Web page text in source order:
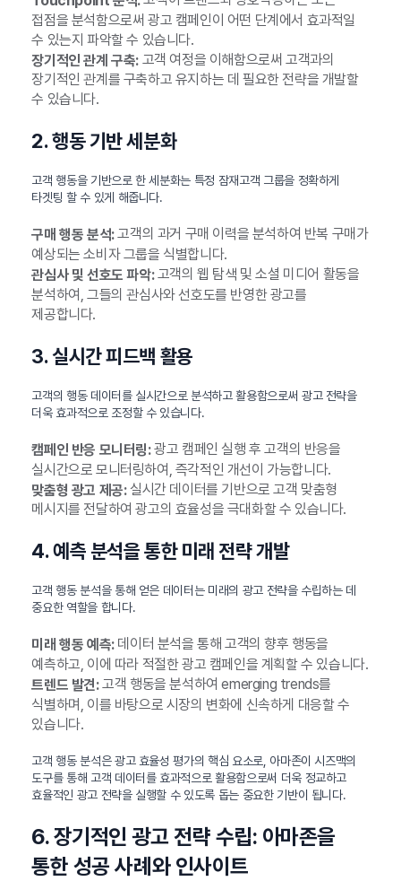
접점을 분석함으로써 광고 캠페인이 어떤 단계에서 효과적일
수 있는지 파악할 수 있습니다.
장기적인 관계 구축:고객 여정을 이해함으로써 고객과의
장기적인 관계를 구축하고 유지하는 데 필요한 전략을 개발할
수 있습니다.
2. 행동 기반 세분화
고객 행동을 기반으로 한 세분화는 특정 잠재고객 그룹을 정확하게
타겟팅 할 수 있게 해줍니다.
구매 행동 분석:고객의 과거 구매 이력을 분석하여 반복 구매가
예상되는 소비자 그룹을 식별합니다.
관심사 및 선호도 파악:고객의 웹 탐색 및 소셜 미디어 활동을
분석하여, 그들의 관심사와 선호도를 반영한 광고를
제공합니다.
3. 실시간 피드백 활용
고객의 행동 데이터를 실시간으로 분석하고 활용함으로써 광고 전략을
더욱 효과적으로 조정할 수 있습니다.
캠페인 반응 모니터링:광고 캠페인 실행 후 고객의 반응을
실시간으로 모니터링하여, 즉각적인 개선이 가능합니다.
맞춤형 광고 제공:실시간 데이터를 기반으로 고객 맞춤형
메시지를 전달하여 광고의 효율성을 극대화할 수 있습니다.
4. 예측 분석을 통한 미래 전략 개발
고객 행동 분석을 통해 얻은 데이터는 미래의 광고 전략을 수립하는 데
중요한 역할을 합니다.
미래 행동 예측:데이터 분석을 통해 고객의 향후 행동을
예측하고, 이에 따라 적절한 광고 캠페인을 계획할 수 있습니다.
트렌드 발견:고객 행동을 분석하여 emerging trends를
식별하며, 이를 바탕으로 시장의 변화에 신속하게 대응할 수
있습니다.
고객 행동 분석은 광고 효율성 평가의 핵심 요소로, 아마존이 시즈맥의
도구를 통해 고객 데이터를 효과적으로 활용함으로써 더욱 정교하고
효율적인 광고 전략을 실행할 수 있도록 돕는 중요한 기반이 됩니다.
6. 장기적인 광고 전략 수립: 아마존을
통한 성공 사례와 인사이트